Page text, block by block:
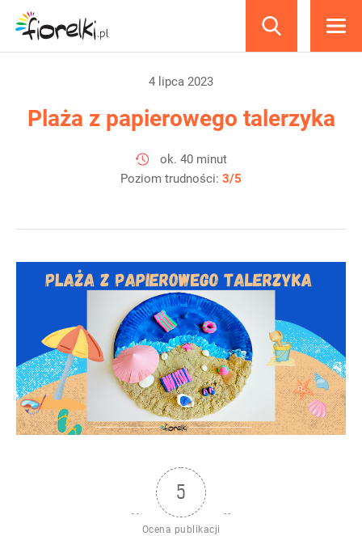
4 lipca 2023
Plaża z papierowego talerzyka
ok. 40 minut
Poziom trudności: 3/5
5
Ocena publikacji